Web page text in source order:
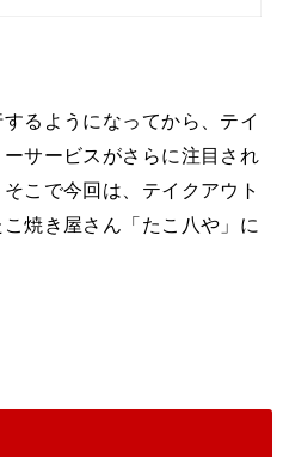
るようになってから、テイ
サービスがさらに注目され
こで今回は、テイクアウト
焼き屋さん「たこ八や」に